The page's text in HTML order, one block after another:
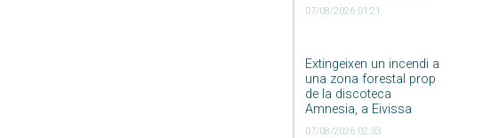
07/08/2026 01:21
Extingeixen un incendi a
una zona forestal prop
de la discoteca
Amnesia, a Eivissa
07/08/2026 02:33